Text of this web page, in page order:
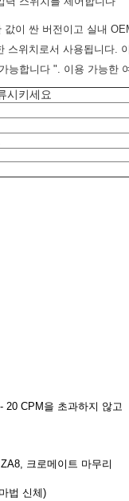
이 싼 버전이고 실내
위치로서 사용됩니다.
합니다 ". 이용 가능한
시키세요
20 CPM을 초과하지 않고
크로메이트 마무리
법 신체)